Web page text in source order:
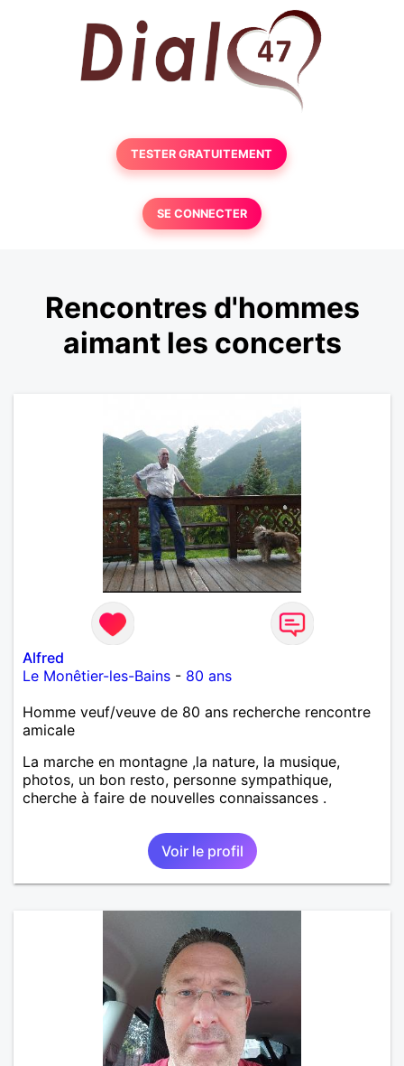
TESTER GRATUITEMENT
SE CONNECTER
Rencontres d'hommes
aimant les concerts
Alfred
Le Monêtier-les-Bains - 80 ans
Homme veuf/veuve de 80 ans recherche rencontre
amicale
La marche en montagne ,la nature, la musique,
photos, un bon resto, personne sympathique,
cherche à faire de nouvelles connaissances .
Voir le profil